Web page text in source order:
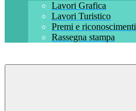
Lavori Grafica
Lavori Turistico
Premi e riconoscimenti
Rassegna stampa